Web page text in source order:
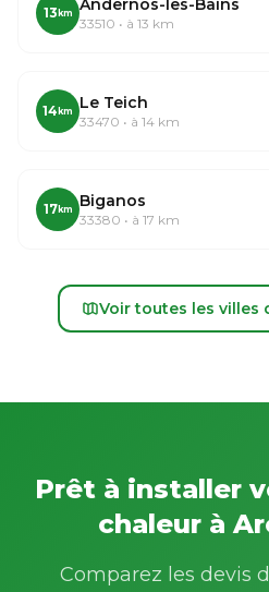
13 km Andernos-les-Bains
33510 • à 13 km
14 km Le Teich
33470 • à 14 km
17km Biganos
33380 • à 17 km
Voir toutes les villes
Prêt à installer
chaleur à
Comparez les devis